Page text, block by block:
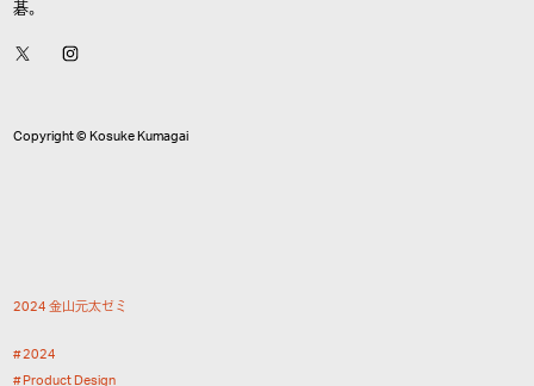
碁。
Copyright © Kosuke Kumagai
2024 金山元太ゼ ミ
2024
Product Design